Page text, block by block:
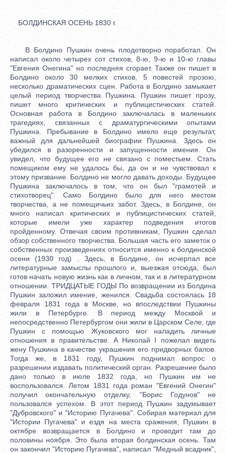
БОЛДИНСКАЯ ОСЕНЬ 1830 г.
В Болдино Пушкин очень плодотворно поработал. Он
написал около четырех сот стихов, 8-ю, 9-ю и 10-ю главы
"Евгения Онегина" но последняя сгорает. Также он пишет в
Болдино около 30 мелких стихов, 5 повестей прозою,
несколько драматических сцен. Работа в Болдино замыкает
целый период творчества Пушкина. Пушкин пишет прозу,
пишет много критических и публицистических статей.
Основная работа в Болдино заключалась в маленьких
трагедиях, связанных с драматургическими опытами
Пушкина. Пребывание в Болдино имело еще результат,
важный для дальнейшей биографии Пушкина. Здесь он
убедился в разоренности и запущенности имения. Он
увидел, что будущее его не связано с поместьем. Стать
помещиком ему не удалось бы, да он и не чувствовал к
этому призвание. Болдино не могло давать доходы. Будущее
Пушкина заключалось в том, что он был "грамотей и
стихотворец". Само Болдино было для него местом
творчества, а не помещичьих забот. Здесь, в Болдине, он
много написал критических и публицистических статей,
которые имели уже характер подведения итогов
пройденному. Отвечая своим противникам, Пушкин сделал
обзор собственного творчества. Большая часть его заметок о
собственных произведениях относится именно к болдинской
осени (1930 год) . Здесь, в Болдине, он исчерпал все
литературные замыслы прошлого и, выезжая отсюда, был
готов начать новую жизнь как в личном, так и в литературном
отношении. ТРИДЦАТЫЕ ГОДЫ По возвращении из Болдина
Пушкин заложил имение, женился. Свадьба состоялась 18
февраля 1831 года в Москве, но впоследствии Пушкины
жили в Петербурге. В период между Москвой и
непосредственно Петербургом они жили в Царском Селе, где
Пушкин с помощью Жуковского мог наладить личные
отношения в правительстве. А Николай I пожелал видеть
жену Пушкина в качестве украшения его придворных балов.
Тогда же, в 1831 году, Пушкин поднимал вопрос о
разрешении издавать политический орган. Разрешение было
дано только в июле 1832 года, но Пушкин им не
воспользовался. Летом 1831 года роман "Евгений Онегин"
получил окончательную отделку, "Борис Годунов" не
пользовался успехом. В этот период Пушкин задумывает
"Дубровского" и "Историю Пугачева". Собирая материал для
"Истории Пугачева" и ездя на места сражения, Пушкин в
октябре возвращается в Болдино и проводит там до
половины ноября. Это была вторая болдинская осень. Там
он закончил "Историю Пугачева", написал "Медный всадник",